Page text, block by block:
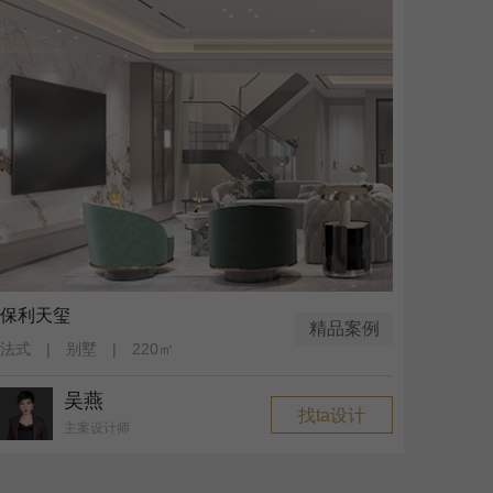
精品案例
保利天玺
法式 | 别墅 | 220㎡
吴燕
主案设计师
找ta设计